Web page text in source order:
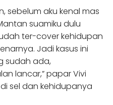
sebelum aku kenal mas
suamiku dulu
ter-cover kehidupan
Jadi kasus ini
sudah ada,
lancar,” papar Vivi
sel dan kehidupanya